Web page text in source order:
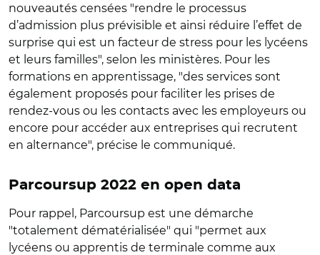
nouveautés censées "rendre le processus
d’admission plus prévisible et ainsi réduire l’effet de
surprise qui est un facteur de stress pour les lycéens
et leurs familles", selon les ministères. Pour les
formations en apprentissage, "des services sont
également proposés pour faciliter les prises de
rendez-vous ou les contacts avec les employeurs ou
encore pour accéder aux entreprises qui recrutent
en alternance", précise le communiqué.
Parcoursup 2022 en open data
Pour rappel, Parcoursup est une démarche
"totalement dématérialisée" qui "permet aux
lycéens ou apprentis de terminale comme aux